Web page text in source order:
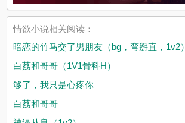
情欲小说相关阅读：
暗恋的竹马交了男朋友（bg，弯掰直，1v2）
白荔和哥哥（1V1骨科H）
够了，我只是心疼你
白荔和哥哥